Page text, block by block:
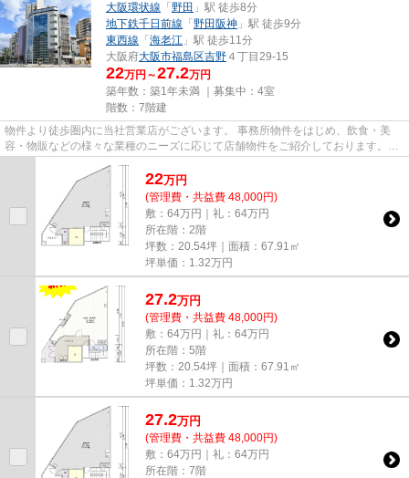
大阪環状線 「野田 」駅 徒歩8分
地下鉄千日前線 「野田阪神 」駅 徒歩9分
東西線 「海老江 」駅 徒歩11分
大阪府大阪市福島区吉野 ４丁目29-15
22万円～27.2万円
築年数：築1年未満 ｜募集中： 4室
階数：7階建
物件より徒歩圏内に当社営業店がございます。 事務所物件をはじめ、飲食・美
容・物販などの様々な業種のニーズに応じて店舗物件をご紹介しております。
尚、弊社ではおとり広告は一切...
22万円
(管理費・共益費 48,000円)
敷：64万円｜礼：64万円
所在階：2階
坪数：20.54坪｜面積：67.91㎡
坪単価： 1.32万円
27.2万円
(管理費・共益費 48,000円)
敷：64万円｜礼：64万円
所在階：5階
坪数：20.54坪｜面積：67.91㎡
坪単価： 1.32万円
27.2万円
(管理費・共益費 48,000円)
敷：64万円｜礼：64万円
所在階：7階